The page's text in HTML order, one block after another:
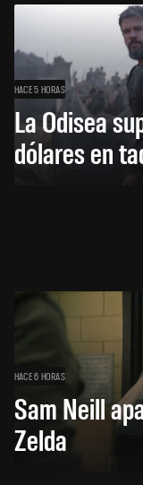
HACE 5 HORAS
La Odisea
dólares en
HACE 6 HORAS
Sam Neill
Zelda